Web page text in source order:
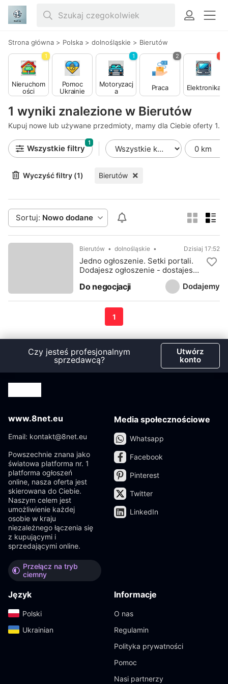
Strona główna > Polska > dolnośląskie > Bierutów
1 wyniki znalezione w Bierutów
Kupuj nowe lub używane przedmioty, mamy dla Ciebie oferty 1.
Nieruchom
ości
1
Pomoc
Ukrainie
Motoryzacj
a
1
Praca
2
Elektronika
Wszystkie filtry
1
Wyczyść filtry (1) Bierutów
Sortuj: Nowo dodane
Dodajemy
Bierutów dolnośląskie Dzisiaj 17:52
Jedno ogłoszenie. Setki portali.
Dodajesz ogłoszenie - dostajesz
Do negocjacji
1
Czy jesteś profesjonalnym
sprzedawcą?
Utwórz
konto
www.8net.eu
Email: kontakt@8net.eu
Powszechnie znana jako
światowa platforma nr. 1
platforma ogłoszeń
online, nasza oferta jest
skierowana do Ciebie.
Naszym celem jest
umożliwienie każdej
osobie w kraju
niezależnego łączenia się
z kupującymi i
sprzedającymi online.
Przełącz na tryb
ciemny
Media społecznościowe
Whatsapp
Facebook
Pinterest
Twitter
LinkedIn
Język
Polski‎
Ukrainian‎
Informacje
O nas
Regulamin
Polityka prywatności
Pomoc
Nasi partnerzy